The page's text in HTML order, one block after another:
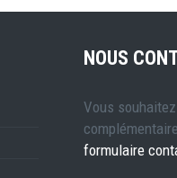
NOUS
Vous
formulaire